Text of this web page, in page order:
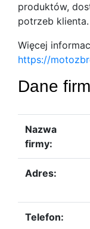
produktów,
potrzeb klienta.
Więcej
https://
Dane
Nazwa
firmy:
Adres:
Telefon: